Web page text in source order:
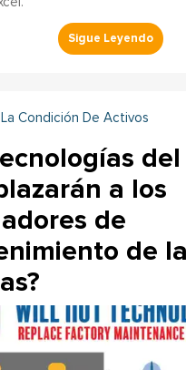
Condición De Activos
del
a los
de
de